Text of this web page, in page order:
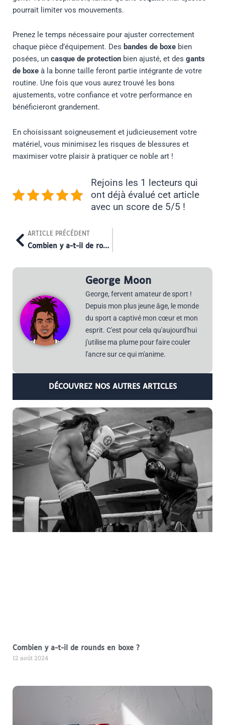
pourrait limiter vos mouvements.
Prenez le temps nécessaire pour ajuster correctement
chaque pièce d’équipement. Des bandes de boxebien
posées, un casque de protectionbien ajusté, et des gants
de boxeà la bonne taille feront partie intégrante de votre
routine. Une fois que vous aurez trouvé les bons
ajustements, votre confiance et votre performance en
bénéficieront grandement.
En choisissant soigneusement et judicieusement votre
matériel, vous minimisez les risques de blessures et
maximiser votre plaisir à pratiquer ce noble art !
Rejoins les 1 lecteurs qui
ont déjà évalué cet article
avec un score de 5/5 !
ARTICLE PRÉCÉDENT
Combien y a-t-il de rounds en boxe ?
George Moon
George, fervent amateur de sport !
Depuis mon plus jeune âge, le monde
du sport a captivé mon cœur et mon
esprit. C'est pour cela qu'aujourd'hui
j'utilise ma plume pour faire couler
l'ancre sur ce qui m'anime.
DÉCOUVREZ NOS AUTRES ARTICLES
Combien y a-t-il de rounds en boxe ?
12 août 2024